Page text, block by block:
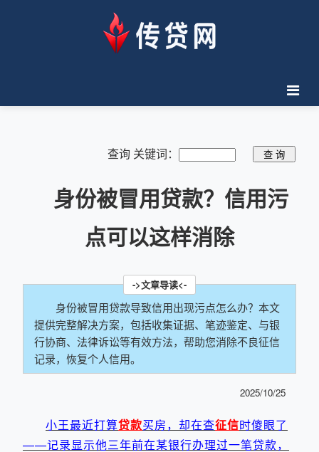
查询 关键词：
身份被冒用贷款？信用污
点可以这样消除
身份被冒用贷款导致信用出现污点怎么办？本文
提供完整解决方案，包括收集证据、笔迹鉴定、与银
行协商、法律诉讼等有效方法，帮助您消除不良征信
记录，恢复个人信用。
2025/10/25
小王最近打算贷款买房，却在查征信时傻眼了
——记录显示他三年前在某银行办理过一笔贷款，